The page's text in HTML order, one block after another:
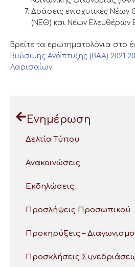
Δράσεις ενισχυτικές
(ΝΕΘ) και Νέων Ελευθέρων
Βρείτε τα ερωτηματολόγια στο
Βιώσιμης Ανάπτυξης (ΒΑΑ) 2021-
Λαρισαίων
Ενημέρωση
Δελτία Τύπου
Ανακοινώσεις
Εκδηλώσεις
Προσλήψεις Προσωπικού
Προκηρύξεις –
Προσκλήσεις